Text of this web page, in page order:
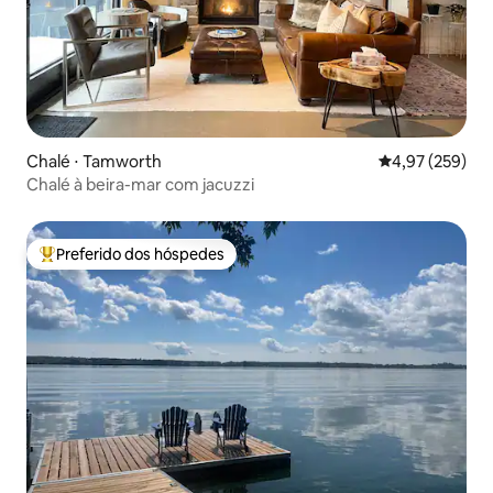
Chalé ⋅ Tamworth 4,97 de uma
4,97 (259)
Chalé à beira-mar com jacuzzi
Entre os melhores preferidos dos hóspedes
Preferido dos hóspedes